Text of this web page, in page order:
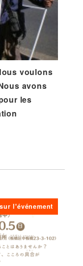
voulons
avons
les
l'événement